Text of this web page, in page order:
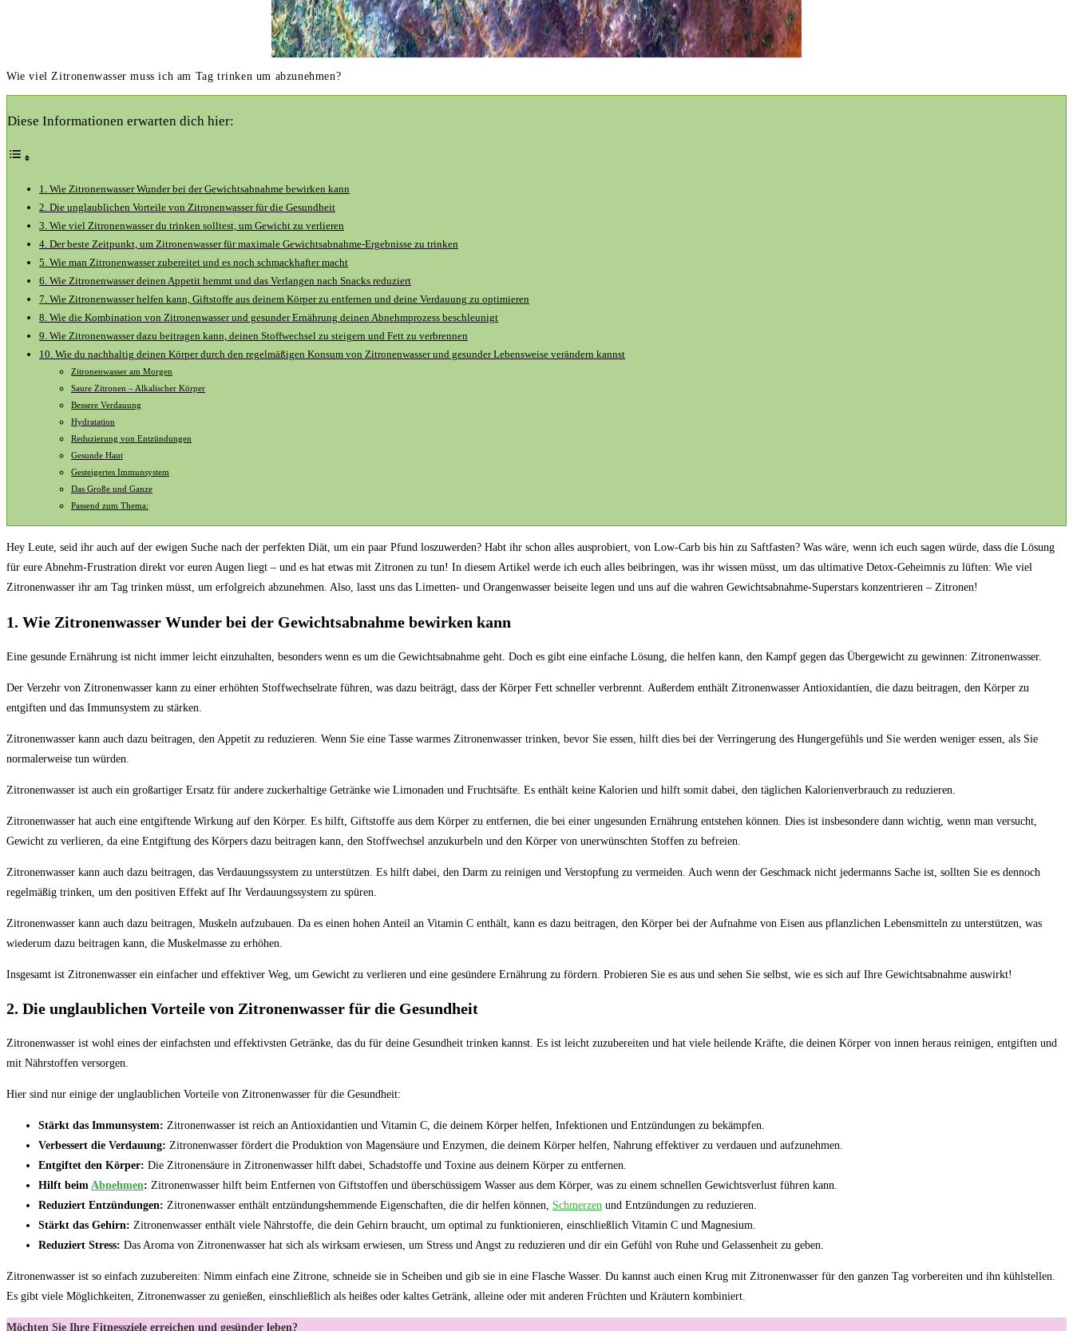
Wie viel Zitronenwasser muss ich am Tag trinken um abzunehmen?
Diese Informationen erwarten dich hier:
1. Wie Zitronenwasser Wunder bei der Gewichtsabnahme bewirken kann
2. Die unglaublichen Vorteile von Zitronenwasser für die Gesundheit
3. Wie viel Zitronenwasser du trinken solltest, um Gewicht zu verlieren
4. Der beste Zeitpunkt, um Zitronenwasser für maximale Gewichtsabnahme-Ergebnisse zu trinken
5. Wie man Zitronenwasser zubereitet und es noch schmackhafter macht
6. Wie Zitronenwasser deinen Appetit hemmt und das Verlangen nach Snacks reduziert
7. Wie Zitronenwasser helfen kann, Giftstoffe aus deinem Körper zu entfernen und deine Verdauung zu optimieren
8. Wie die Kombination von Zitronenwasser und gesunder Ernährung deinen Abnehmprozess beschleunigt
9. Wie Zitronenwasser dazu beitragen kann, deinen Stoffwechsel zu steigern und Fett zu verbrennen
10. Wie du nachhaltig deinen Körper durch den regelmäßigen Konsum von Zitronenwasser und gesunder Lebensweise verändern kannst
Zitronenwasser am Morgen
Saure Zitronen – Alkalischer Körper
Bessere Verdauung
Hydratation
Reduzierung von Entzündungen
Gesunde Haut
Gesteigertes Immunsystem
Das Große und Ganze
Passend zum Thema:
Hey Leute, seid ihr auch auf der ewigen Suche nach der perfekten Diät, um ein paar Pfund loszuwerden? Habt ihr schon alles ausprobiert, von Low-Carb bis hin zu Saftfasten? Was wäre, wenn ich euch sagen würde, dass die Lösung
für eure Abnehm-Frustration direkt vor euren Augen liegt – und es hat etwas mit Zitronen zu tun! In diesem Artikel werde ich euch alles beibringen, was ihr wissen müsst, um das ultimative Detox-Geheimnis zu lüften: Wie viel
Zitronenwasser ihr am Tag trinken müsst, um erfolgreich abzunehmen. Also, lasst uns das Limetten- und Orangenwasser beiseite legen und uns auf die wahren Gewichtsabnahme-Superstars konzentrieren – Zitronen!
1. Wie Zitronenwasser Wunder bei der Gewichtsabnahme bewirken kann
Eine gesunde Ernährung ist nicht immer leicht einzuhalten, besonders wenn es um die Gewichtsabnahme geht. Doch es gibt eine einfache Lösung, die helfen kann, den Kampf gegen das Übergewicht zu gewinnen: Zitronenwasser.
Der Verzehr von Zitronenwasser kann zu einer erhöhten Stoffwechselrate führen, was dazu beiträgt, dass der Körper Fett schneller verbrennt. Außerdem enthält Zitronenwasser Antioxidantien, die dazu beitragen, den Körper zu
entgiften und das Immunsystem zu stärken.
Zitronenwasser kann auch dazu beitragen, den Appetit zu reduzieren. Wenn Sie eine Tasse warmes Zitronenwasser trinken, bevor Sie essen, hilft dies bei der Verringerung des Hungergefühls und Sie werden weniger essen, als Sie
normalerweise tun würden.
Zitronenwasser ist auch ein großartiger Ersatz für andere zuckerhaltige Getränke wie Limonaden und Fruchtsäfte. Es enthält keine Kalorien und hilft somit dabei, den täglichen Kalorienverbrauch zu reduzieren.
Zitronenwasser hat auch eine entgiftende Wirkung auf den Körper. Es hilft, Giftstoffe aus dem Körper zu entfernen, die bei einer ungesunden Ernährung entstehen können. Dies ist insbesondere dann wichtig, wenn man versucht,
Gewicht zu verlieren, da eine Entgiftung des Körpers dazu beitragen kann, den Stoffwechsel anzukurbeln und den Körper von unerwünschten Stoffen zu befreien.
Zitronenwasser kann auch dazu beitragen, das Verdauungssystem zu unterstützen. Es hilft dabei, den Darm zu reinigen und Verstopfung zu vermeiden. Auch wenn der Geschmack nicht jedermanns Sache ist, sollten Sie es dennoch
regelmäßig trinken, um den positiven Effekt auf Ihr Verdauungssystem zu spüren.
Zitronenwasser kann auch dazu beitragen, Muskeln aufzubauen. Da es einen hohen Anteil an Vitamin C enthält, kann es dazu beitragen, den Körper bei der Aufnahme von Eisen aus pflanzlichen Lebensmitteln zu unterstützen, was
wiederum dazu beitragen kann, die Muskelmasse zu erhöhen.
Insgesamt ist Zitronenwasser ein einfacher und effektiver Weg, um Gewicht zu verlieren und eine gesündere Ernährung zu fördern. Probieren Sie es aus und sehen Sie selbst, wie es sich auf Ihre Gewichtsabnahme auswirkt!
2. Die unglaublichen Vorteile von Zitronenwasser für die Gesundheit
Zitronenwasser ist wohl eines der einfachsten und effektivsten Getränke, das du für deine Gesundheit trinken kannst. Es ist leicht zuzubereiten und hat viele heilende Kräfte, die deinen Körper von innen heraus reinigen, entgiften und
mit Nährstoffen versorgen.
Hier sind nur einige der unglaublichen Vorteile von Zitronenwasser für die Gesundheit:
Stärkt das Immunsystem: Zitronenwasser ist reich an Antioxidantien und Vitamin C, die deinem Körper helfen, Infektionen und Entzündungen zu bekämpfen.
Verbessert die Verdauung: Zitronenwasser fördert die Produktion von Magensäure und Enzymen, die deinem Körper helfen, Nahrung effektiver zu verdauen und aufzunehmen.
Entgiftet den Körper: Die Zitronensäure in Zitronenwasser hilft dabei, Schadstoffe und Toxine aus deinem Körper zu entfernen.
Hilft beim Abnehmen: Zitronenwasser hilft beim Entfernen von Giftstoffen und überschüssigem Wasser aus dem Körper, was zu einem schnellen Gewichtsverlust führen kann.
Reduziert Entzündungen: Zitronenwasser enthält entzündungshemmende Eigenschaften, die dir helfen können, Schmerzen und Entzündungen zu reduzieren.
Stärkt das Gehirn: Zitronenwasser enthält viele Nährstoffe, die dein Gehirn braucht, um optimal zu funktionieren, einschließlich Vitamin C und Magnesium.
Reduziert Stress: Das Aroma von Zitronenwasser hat sich als wirksam erwiesen, um Stress und Angst zu reduzieren und dir ein Gefühl von Ruhe und Gelassenheit zu geben.
Zitronenwasser ist so einfach zuzubereiten: Nimm einfach eine Zitrone, schneide sie in Scheiben und gib sie in eine Flasche Wasser. Du kannst auch einen Krug mit Zitronenwasser für den ganzen Tag vorbereiten und ihn kühlstellen.
Es gibt viele Möglichkeiten, Zitronenwasser zu genießen, einschließlich als heißes oder kaltes Getränk, alleine oder mit anderen Früchten und Kräutern kombiniert.
Möchten Sie Ihre Fitnessziele erreichen und gesünder leben?